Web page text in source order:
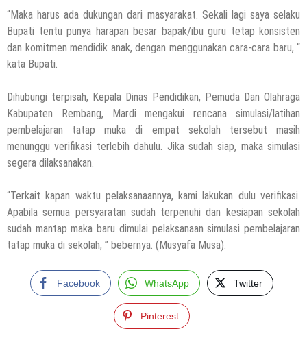
“Maka harus ada dukungan dari masyarakat. Sekali lagi saya selaku
Bupati tentu punya harapan besar bapak/ibu guru tetap konsisten
dan komitmen mendidik anak, dengan menggunakan cara-cara baru, “
kata Bupati.
Dihubungi terpisah, Kepala Dinas Pendidikan, Pemuda Dan Olahraga
Kabupaten Rembang, Mardi mengakui rencana simulasi/latihan
pembelajaran tatap muka di empat sekolah tersebut masih
menunggu verifikasi terlebih dahulu. Jika sudah siap, maka simulasi
segera dilaksanakan.
“Terkait kapan waktu pelaksanaannya, kami lakukan dulu verifikasi.
Apabila semua persyaratan sudah terpenuhi dan kesiapan sekolah
sudah mantap maka baru dimulai pelaksanaan simulasi pembelajaran
tatap muka di sekolah, ” bebernya. (Musyafa Musa).
Facebook WhatsApp Twitter
Pinterest